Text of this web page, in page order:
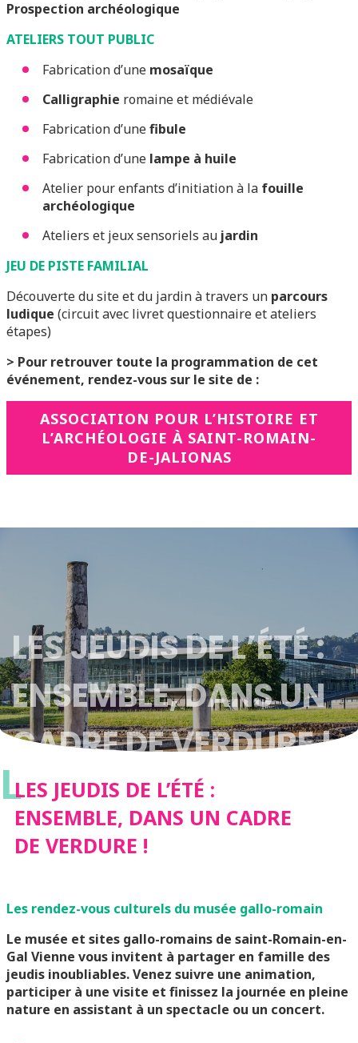
Prospection archéologique
ATELIERS TOUT PUBLIC
Fabrication d’une mosaïque
Calligraphie romaine et médiévale
Fabrication d’unefibule
Fabrication d’une lampe à huile
Atelier pour enfants d’initiation à la fouille
archéologique
Ateliers et jeux sensoriels au jardin
JEU DE PISTE FAMILIAL
Découverte du site et du jardin à travers un parcours
ludique (circuit avec livret questionnaire et ateliers
étapes)
> Pour retrouver toute la programmation de cet
événement, rendez-vous sur le site de :
ASSOCIATION POUR L’HISTOIRE ET
L’ARCHÉOLOGIE À SAINT-ROMAIN-
DE-JALIONAS
LES JEUDIS DE L’ÉTÉ :
ENSEMBLE, DANS UN
CADRE DE VERDURE !
LLES JEUDIS DE L’ÉTÉ :
ENSEMBLE, DANS UN CADRE
DE VERDURE !
Les rendez-vous culturels du musée gallo-romain
Le musée et sites gallo-romains de saint-Romain-en-
Gal Vienne vous invitent à partager en famille des
jeudis inoubliables. Venez suivre une animation,
participer à une visite et finissez la journée en pleine
nature en assistant à un spectacle ou un concert.